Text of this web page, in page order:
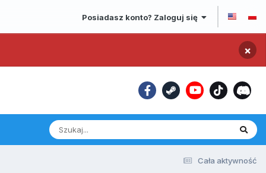
Posiadasz konto? Zaloguj się
×
Cała aktywność